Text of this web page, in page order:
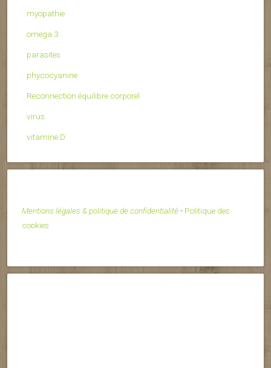
myopathie
omega 3
parasites
phycocyanine
Reconnection équilibre corporel
virus
vitamine D
Mentions légales & politique de confidentialité- Politique des
cookies